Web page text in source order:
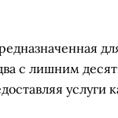
с лишним
услуги